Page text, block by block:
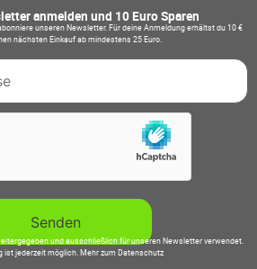
anmelden und 10 Euro Sparen
unseren Newsletter. Für deine Anmeldung erhältst du 10 €
nächsten Einkauf ab mindestens 25 Euro.
und ausschließlich für unseren Newsletter verwendet.
ist jederzeit möglich. Mehr zum Datenschutz